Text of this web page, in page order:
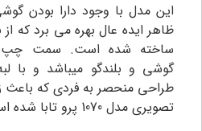
این مدل با وجود دارا بودن
ظاهر ایده عال بهره می برد که از
ساخته شده است. سمت چپ
گوشی و بلندگو میباشد و با
طراحی منحصر به فردی که باعث
تصویری مدل 1070 پرو تابا شده است.